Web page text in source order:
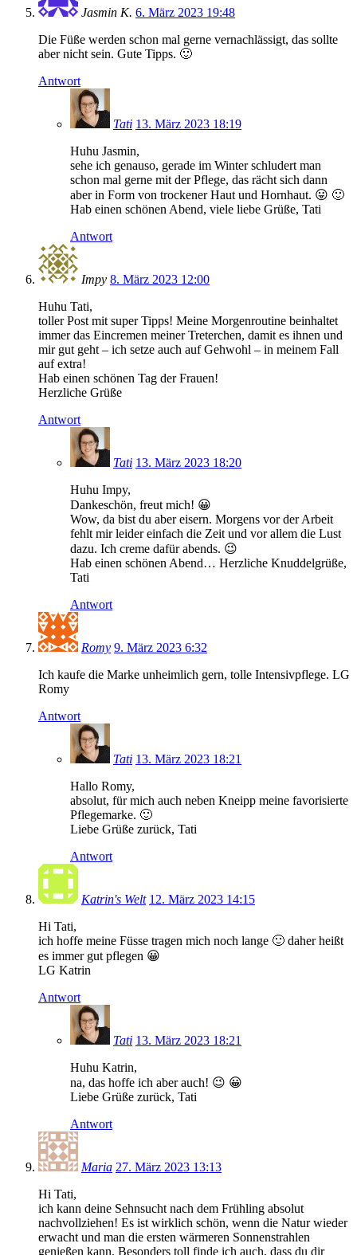
Jasmin K. 6. März 2023 19:48
Die Füße werden schon mal gerne vernachlässigt, das sollte
aber nicht sein. Gute Tipps. 🙂
Antwort
Tati 13. März 2023 18:19
Huhu Jasmin,
sehe ich genauso, gerade im Winter schludert man
schon mal gerne mit der Pflege, das rächt sich dann
aber in Form von trockener Haut und Hornhaut. 😛 🙂
Hab einen schönen Abend, viele liebe Grüße, Tati
Antwort
Impy 8. März 2023 12:00
Huhu Tati,
toller Post mit super Tipps! Meine Morgenroutine beinhaltet
immer das Eincremen meiner Treterchen, damit es ihnen und
mir gut geht – ich setze auch auf Gehwohl – in meinem Fall
auf extra!
Hab einen schönen Tag der Frauen!
Herzliche Grüße
Antwort
Tati 13. März 2023 18:20
Huhu Impy,
Dankeschön, freut mich! 😀
Wow, da bist du aber eisern. Morgens vor der Arbeit
fehlt mir leider einfach die Zeit und vor allem die Lust
dazu. Ich creme dafür abends. 😉
Hab einen schönen Abend… Herzliche Knuddelgrüße,
Tati
Antwort
Romy 9. März 2023 6:32
Ich kaufe die Marke unheimlich gern, tolle Intensivpflege. LG
Romy
Antwort
Tati 13. März 2023 18:21
Hallo Romy,
absolut, für mich auch neben Kneipp meine favorisierte
Pflegemarke. 🙂
Liebe Grüße zurück, Tati
Antwort
Katrin's Welt 12. März 2023 14:15
Hi Tati,
ich hoffe meine Füsse tragen mich noch lange 🙂 daher heißt
es immer gut pflegen 😀
LG Katrin
Antwort
Tati 13. März 2023 18:21
Huhu Katrin,
na, das hoffe ich aber auch! 😉 😀
Liebe Grüße zurück, Tati
Antwort
Maria 27. März 2023 13:13
Hi Tati,
ich kann deine Sehnsucht nach dem Frühling absolut
nachvollziehen! Es ist wirklich schön, wenn die Natur wieder
erwacht und man die ersten wärmeren Sonnenstrahlen
genießen kann. Besonders toll finde ich auch, dass du dir